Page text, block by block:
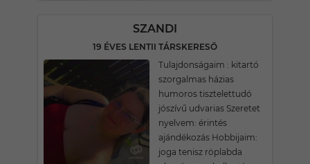
SZANDI
19 ÉVES LENTII TÁRSKERESŐ
Tulajdonságaim : kitartó
szorgalmas házias
humoros tisztelettudó
jószívű udvarias Szeretet
nyelvem: érintés
ajándékozás Hobbijaim:
joga tenisz röplabda